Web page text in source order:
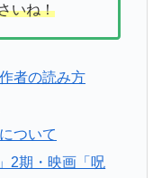
いね！
者の読み方
ついて
2期・映画「呪